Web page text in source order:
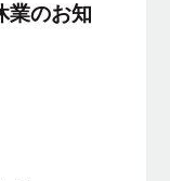
業のお知